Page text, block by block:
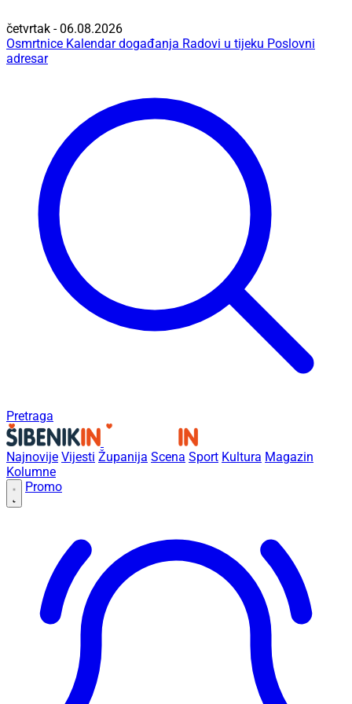
četvrtak - 06.08.2026
Osmrtnice Kalendar događanja Radovi u tijeku Poslovni
adresar
Pretraga
Najnovije Vijesti Županija Scena Sport Kultura Magazin
Kolumne
Promo